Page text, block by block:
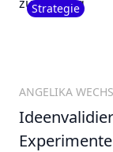
Strategie
ANGELIKA